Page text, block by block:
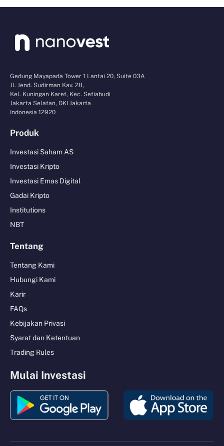
Gedung Mayapada Tower 1 Lantai 20, Suite 03A
Jl. Jend. Sudirman Kav. 28,
Kel. Kuningan Karet, Kec. Setiabudi
Jakarta Selatan, DKI Jakarta
Indonesia 12920
Produk
Investasi Saham AS
Investasi Kripto
Investasi Emas Digital
Gadai Kripto
Institutions
NBT
Tentang
Tentang Kami
Hubungi Kami
Karir
FAQs
Kebijakan Privasi
Syarat dan Ketentuan
Trading Rules
Mulai Investasi